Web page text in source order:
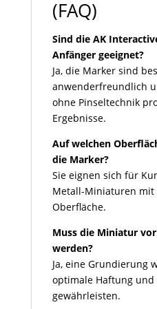
(FAQ)
Sind die AK
Anfänger geeignet?
Ja, die Marker sind
anwenderfreundlich
ohne Pinseltechnik
Ergebnisse.
Auf welchen
die Marker?
Sie eignen sich für
Metall-Miniaturen
Oberfläche.
Muss die Miniatur
werden?
Ja, eine Grundierung
optimale Haftung
gewährleisten.